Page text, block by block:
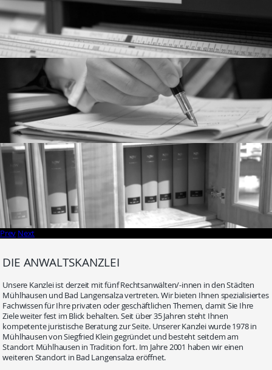
Prev Next
DIE ANWALTSKANZLEI
Unsere Kanzlei ist derzeit mit fünf Rechtsanwälten/-innen in den Städten
Mühlhausen und Bad Langensalza vertreten. Wir bieten Ihnen spezialisiertes
Fachwissen für Ihre privaten oder geschäftlichen Themen, damit Sie Ihre
Ziele weiter fest im Blick behalten. Seit über 35 Jahren steht Ihnen
kompetente juristische Beratung zur Seite. Unserer Kanzlei wurde 1978 in
Mühlhausen von Siegfried Klein gegründet und besteht seitdem am
Standort Mühlhausen in Tradition fort. Im Jahre 2001 haben wir einen
weiteren Standort in Bad Langensalza eröffnet.